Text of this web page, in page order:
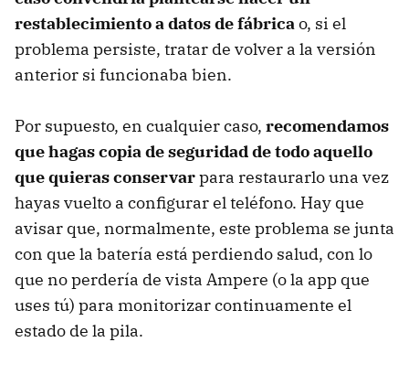
restablecimiento a datos de fábricao, si el
problema persiste, tratar de volver a la versión
anterior si funcionaba bien.
Por supuesto, en cualquier caso, recomendamos
que hagas copia de seguridad de todo aquello
que quieras conservarpara restaurarlo una vez
hayas vuelto a configurar el teléfono. Hay que
avisar que, normalmente, este problema se junta
con que la batería está perdiendo salud, con lo
que no perdería de vista Ampere (o la app que
uses tú) para monitorizar continuamente el
estado de la pila.